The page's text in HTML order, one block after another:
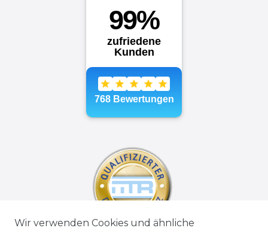
Wir verwenden Cookies und ähnliche